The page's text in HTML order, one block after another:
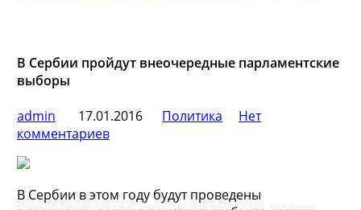
В Сербии пройдут внеочередные парламентские
выборы
admin
17.01.2016 Политика
Нет
комментариев
В Сербии в этом году будут проведены